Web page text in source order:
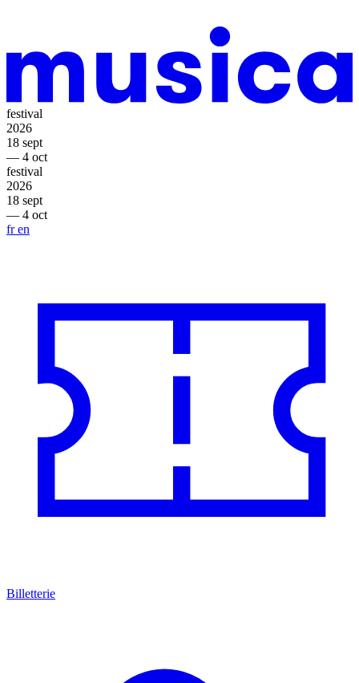
festival
2026
18 sept
— 4 oct
festival
2026
18 sept
— 4 oct
fren
Billetterie